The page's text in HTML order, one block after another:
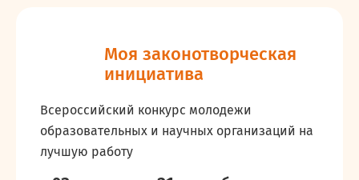
Моя законотворческая
инициатива
Всероссийский конкурс молодежи
образовательных и научных организаций на
лучшую работу